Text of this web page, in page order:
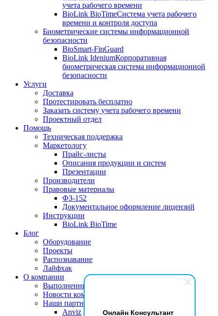
Онлайн Консультант
учета рабочего времени
BioLink BioTimeСистема учета рабочего
времени и контроля доступа
Биометрические системы информационной
безопасности
BioSmart-FinGuard
BioLink IdeniumКорпоративная
биометрическая система информационной
безопасности
Услуги
Доставка
Протестировать бесплатно
Заказать систему учета рабочего времени
Проектный отдел
Помощь
Техническая поддержка
Маркетологу
Прайс-листы
Описания продукции и систем
Презентации
Производители
Правовые материалы
ФЗ-152
Документальное оформление лицензий
Инструкции
BioLink BioTime
Блог
Оборудование
Проекты
Распознавание
Лайфхак
О компании
Выполненные проекты
Новости компании
Наши партнеры
Anviz